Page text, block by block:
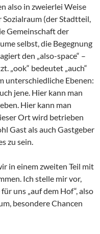
also in zweierlei Weise
Sozialraum (der Stadtteil,
Gemeinschaft der
selbst, die Begegnung
den „also-space“ –
„ook“ bedeutet „auch“
unterschiedliche Ebenen:
jene. Hier kann man
Hier kann man
Ort wird betrieben
Gast als auch Gastgeber
zu sein.
in einem zweiten Teil mit
Ich stelle mir vor,
uns „auf dem Hof“, also
besondere Chancen